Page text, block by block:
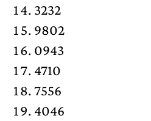
3232
9802
0943
4710
7556
4046